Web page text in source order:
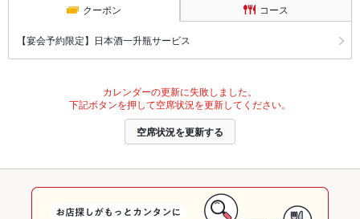
クーポン コース
【宴会予約限定】日本酒一升瓶サービス
カレンダーの更新に失敗しました。
下記ボタンを押して空席状況を更新してください。
空席状況を更新する